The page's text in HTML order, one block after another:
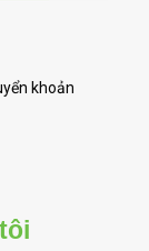
khoản